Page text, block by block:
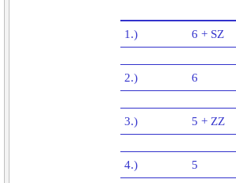
1.) 6 + SZ
2.) 6
3.) 5 + ZZ
4.) 5